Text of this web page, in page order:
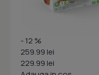
- 12 %
259.99 lei
229.99 lei